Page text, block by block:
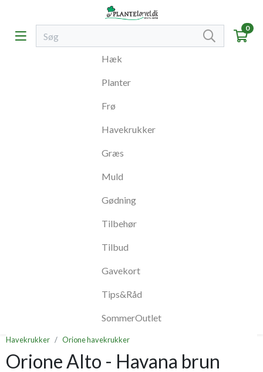
0
Hæk
Planter
Frø
Havekrukker
Græs
Muld
Gødning
Tilbehør
Tilbud
Gavekort
Tips&Råd
SommerOutlet
Havekrukker Orione havekrukker
Orione Alto - Havana brun